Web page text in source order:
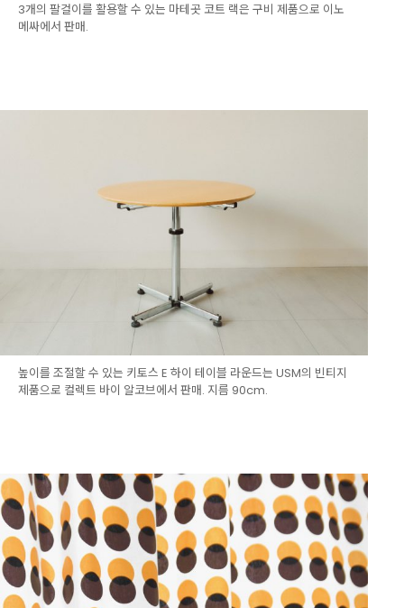
3개의 팔걸이를 활용할 수 있는 마테곳 코트 랙은 구비 제품으로 이노
메싸에서 판매.
높이를 조절할 수 있는 키토스 E 하이 테이블 라운드는 USM의 빈티지
제품으로 컬렉트 바이 알코브에서 판매. 지름 90cm.